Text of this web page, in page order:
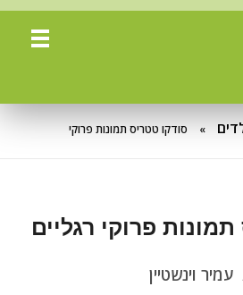
»
סודקו טטריס תמונות פרוקי
פרוקי רגליים
עמיר וינשטיין